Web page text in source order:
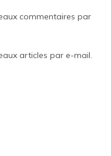
commentaires par
articles par e-mail.